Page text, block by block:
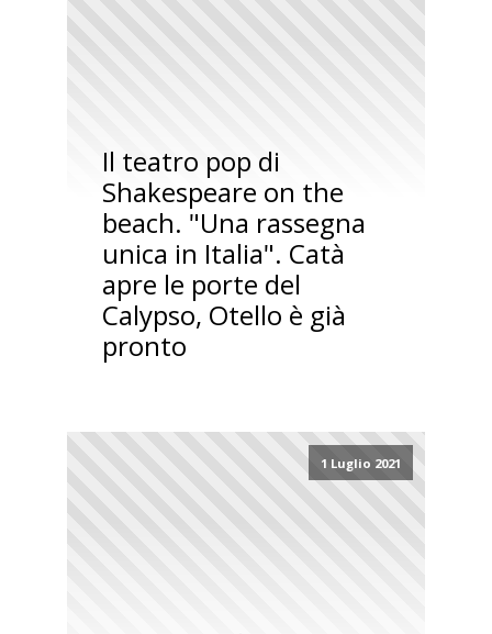
Il teatro pop di
Shakespeare on the
beach. "Una rassegna
unica in Italia". Catà
apre le porte del
Calypso, Otello è già
pronto
1 Luglio 2021